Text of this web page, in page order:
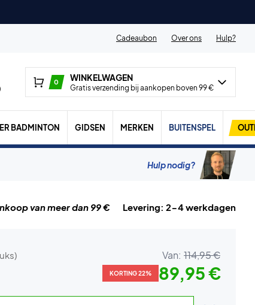
Cadeaubon
Over ons Hulp?
0 WINKELWAGEN
Gratis verzending bij aankopen boven 99 €
BADMINTON GIDSEN MERKEN BUITENSPEL
Hulp nodig?
van meer dan 99 € Levering: 2-4 werkdagen
Van: 114,95 €
KORTING 22% 89,95 €